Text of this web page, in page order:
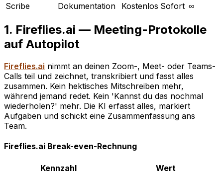
Scribe
Dokumentation Kostenlos Sofort ∞
1. Fireflies.ai — Meeting-Protokolle
auf Autopilot
Fireflies.ai nimmt an deinen Zoom-, Meet- oder Teams-
Calls teil und zeichnet, transkribiert und fasst alles
zusammen. Kein hektisches Mitschreiben mehr,
während jemand redet. Kein 'Kannst du das nochmal
wiederholen?' mehr. Die KI erfasst alles, markiert
Aufgaben und schickt eine Zusammenfassung ans
Team.
Fireflies.ai Break-even-Rechnung
Kennzahl
Wert